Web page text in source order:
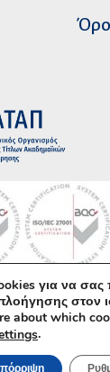
του
χρήσης
για να
στον
about which
.